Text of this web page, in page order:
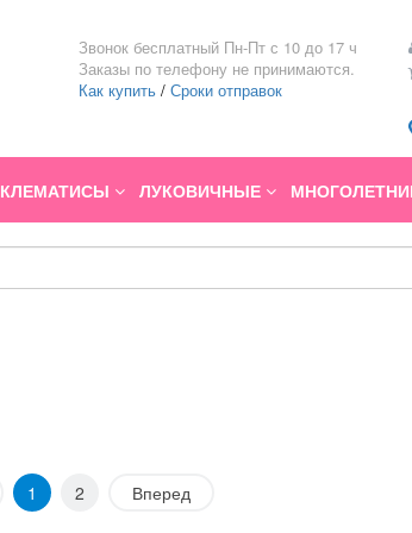
Звонок бесплатный Пн-Пт с 10 до 17 ч
Заказы по телефону не принимаются.
Как купить / Сроки отправок
КЛЕМАТИСЫ ЛУКОВИЧНЫЕ
1 2 Вперед